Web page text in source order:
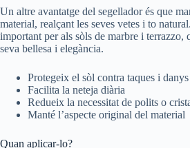
Un altre avantatge del segellador és que
material, realçant les seves vetes i to
important per als sòls de marbre i terrazzo,
seva bellesa i elegància.
Protegeix el sòl contra taques i danys
Facilita la neteja diària
Redueix la necessitat de polits o
Manté l’aspecte original del material
Quan aplicar-lo?